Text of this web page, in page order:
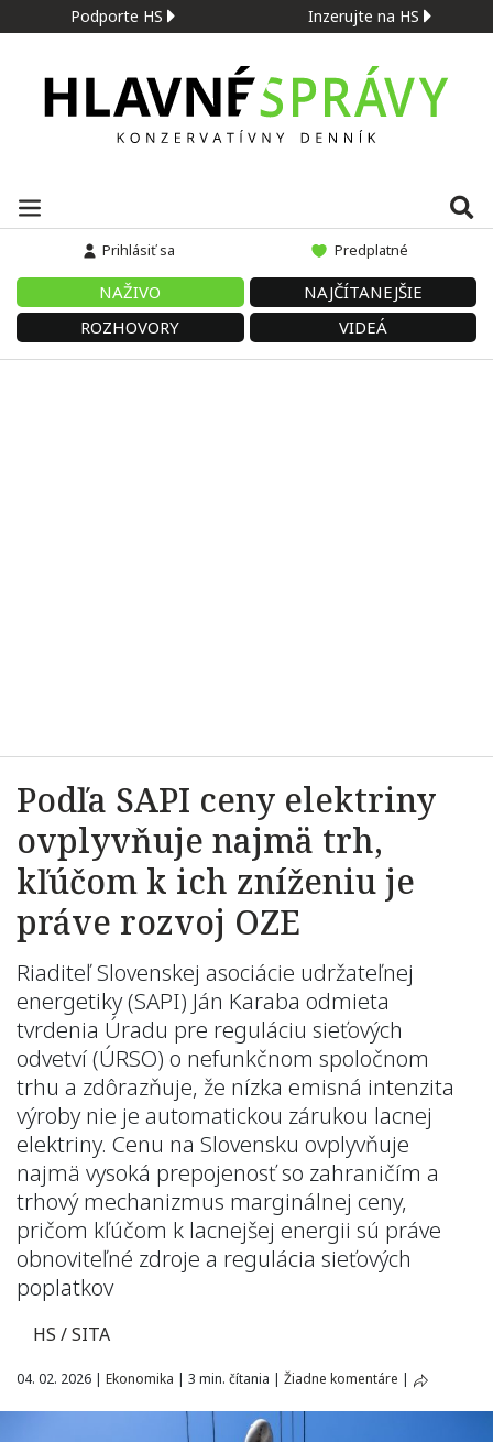
Podporte HS Inzerujte na HS
Prihlásiť sa Predplatné
NAŽIVO
NAJČÍTANEJŠIE
ROZHOVORY
VIDEÁ
Podľa SAPI ceny elektriny
ovplyvňuje najmä trh,
kľúčom k ich zníženiu je
práve rozvoj OZE
Riaditeľ Slovenskej asociácie udržateľnej
energetiky (SAPI) Ján Karaba odmieta
tvrdenia Úradu pre reguláciu sieťových
odvetví (ÚRSO) o nefunkčnom spoločnom
trhu a zdôrazňuje, že nízka emisná intenzita
výroby nie je automatickou zárukou lacnej
elektriny. Cenu na Slovensku ovplyvňuje
najmä vysoká prepojenosť so zahraničím a
trhový mechanizmus marginálnej ceny,
pričom kľúčom k lacnejšej energii sú práve
obnoviteľné zdroje a regulácia sieťových
poplatkov
HS / SITA
04. 02. 2026 | Ekonomika | 3 min. čítania | Žiadne komentáre |